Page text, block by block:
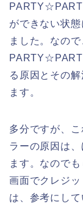
ができない状
ました。なの
る原因とその
ます。
多分ですが、
ラーの原因は
ます。なので
画面でクレジ
は、参考にして